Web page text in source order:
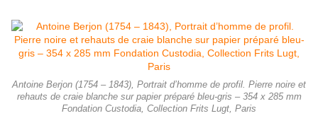
Antoine Berjon (1754 – 1843), Portrait d’homme de profil. Pierre noire et
rehauts de craie blanche sur papier préparé bleu-gris – 354 x 285 mm
Fondation Custodia, Collection Frits Lugt, Paris